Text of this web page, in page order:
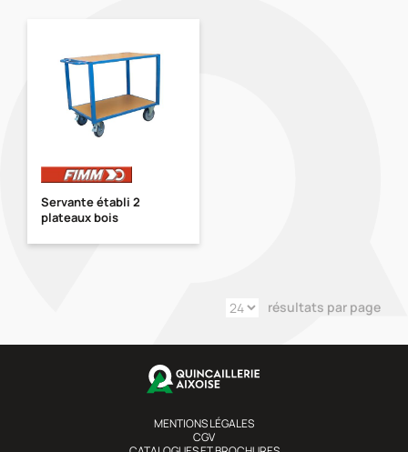
Servante établi 2
plateaux bois
résultats par page
MENTIONS LÉGALES
CGV